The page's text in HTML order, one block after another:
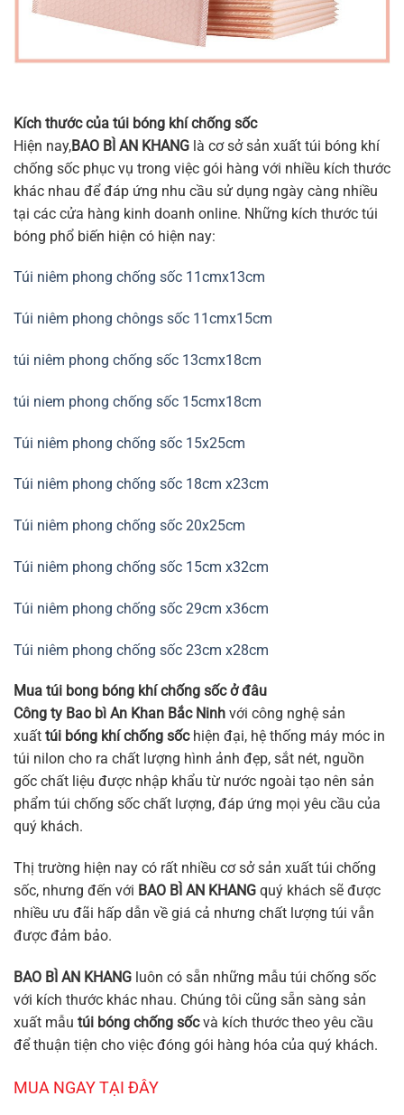
Kích thước của túi bóng khí chống sốc
Hiện nay,BAO BÌ AN KHANG là cơ sở sản xuất túi bóng khí
chống sốc phục vụ trong việc gói hàng với nhiều kích thước
khác nhau để đáp ứng nhu cầu sử dụng ngày càng nhiều
tại các cửa hàng kinh doanh online. Những kích thước túi
bóng phổ biến hiện có hiện nay:
Túi niêm phong chống sốc 11cmx13cm
Túi niêm phong chôngs sốc 11cmx15cm
túi niêm phong chống sốc 13cmx18cm
túi niem phong chống sốc 15cmx18cm
Túi niêm phong chống sốc 15x25cm
Túi niêm phong chống sốc 18cm x23cm
Túi niêm phong chống sốc 20x25cm
Túi niêm phong chống sốc 15cm x32cm
Túi niêm phong chống sốc 29cm x36cm
Túi niêm phong chống sốc 23cm x28cm
Mua túi bong bóng khí chống sốc ở đâu
Công ty Bao bì An Khan Bắc Ninh với công nghệ sản
xuất túi bóng khí chống sốchiện đại, hệ thống máy móc in
túi nilon cho ra chất lượng hình ảnh đẹp, sắt nét, nguồn
gốc chất liệu được nhập khẩu từ nước ngoài tạo nên sản
phẩm túi chống sốc chất lượng, đáp ứng mọi yêu cầu của
quý khách.
Thị trường hiện nay có rất nhiều cơ sở sản xuất túi chống
sốc, nhưng đến với BAO BÌ AN KHANG quý khách sẽ được
nhiều ưu đãi hấp dẫn về giá cả nhưng chất lượng túi vẫn
được đảm bảo.
BAO BÌ AN KHANG luôn có sẵn những mẫu túi chống sốc
với kích thước khác nhau. Chúng tôi cũng sẵn sàng sản
xuất mẫu túi bóng chống sốcvà kích thước theo yêu cầu
để thuận tiện cho việc đóng gói hàng hóa của quý khách.
MUA NGAY TẠI ĐÂY